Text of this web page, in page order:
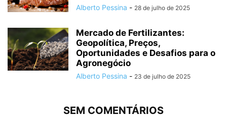
Alberto Pessina - 28 de julho de 2025
Mercado de Fertilizantes:
Geopolítica, Preços,
Oportunidades e Desafios para o
Agronegócio
Alberto Pessina - 23 de julho de 2025
SEM COMENTÁRIOS